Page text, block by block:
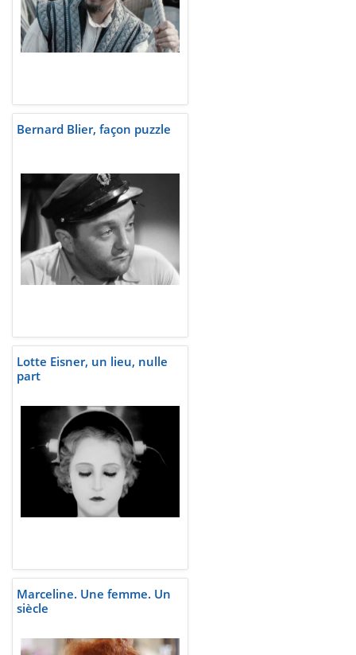
Bernard Blier, façon puzzle
Lotte Eisner, un lieu, nulle
part
Marceline. Une femme. Un
siècle